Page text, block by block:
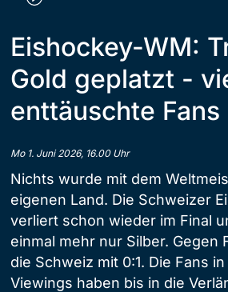
Eishockey-WM:
Gold geplatzt -
enttäuschte Fans
Mo 1. Juni 2026, 16.00 Uhr
Nichts wurde mit dem
eigenen Land. Die Schweizer
verliert schon wieder im Final
einmal mehr nur Silber. Gegen
die Schweiz mit 0:1. Die Fans
Viewings haben bis in die